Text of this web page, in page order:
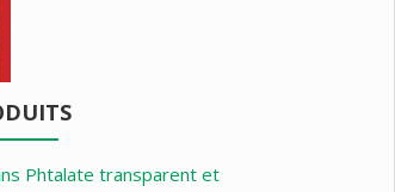
Phtalate transparent et